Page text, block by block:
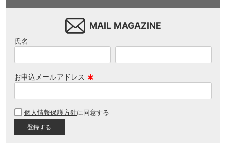
MAIL MAGAZINE
氏名
お申込メールアドレス
須
個人情報保護方針に同意する